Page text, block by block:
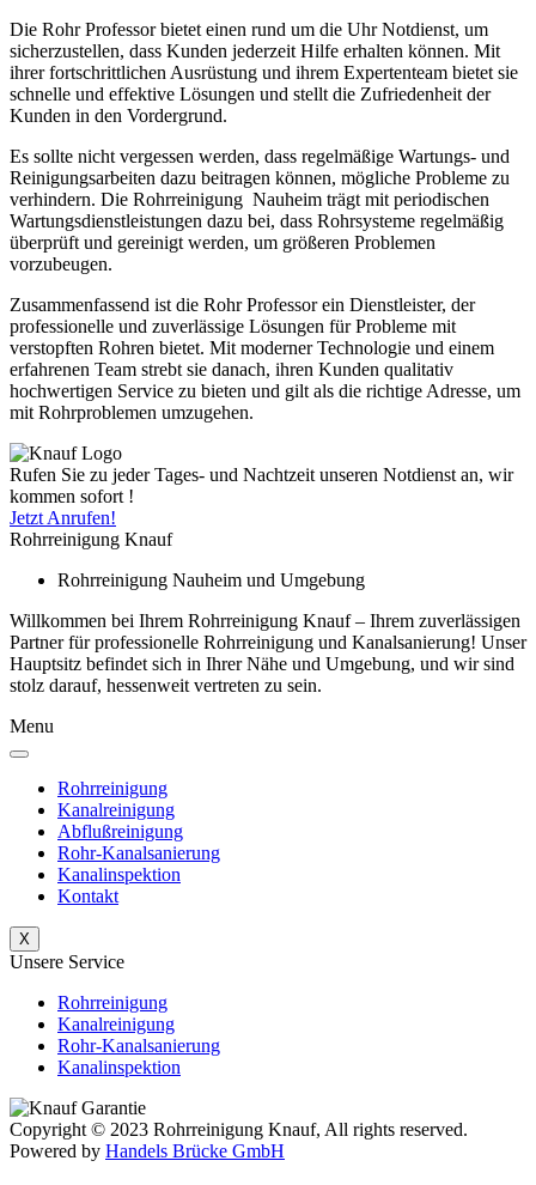
Die Rohr Professor bietet einen rund um die Uhr Notdienst, um
sicherzustellen, dass Kunden jederzeit Hilfe erhalten können. Mit
ihrer fortschrittlichen Ausrüstung und ihrem Expertenteam bietet sie
schnelle und effektive Lösungen und stellt die Zufriedenheit der
Kunden in den Vordergrund.
Es sollte nicht vergessen werden, dass regelmäßige Wartungs- und
Reinigungsarbeiten dazu beitragen können, mögliche Probleme zu
verhindern. Die Rohrreinigung Nauheim trägt mit periodischen
Wartungsdienstleistungen dazu bei, dass Rohrsysteme regelmäßig
überprüft und gereinigt werden, um größeren Problemen
vorzubeugen.
Zusammenfassend ist die Rohr Professor ein Dienstleister, der
professionelle und zuverlässige Lösungen für Probleme mit
verstopften Rohren bietet. Mit moderner Technologie und einem
erfahrenen Team strebt sie danach, ihren Kunden qualitativ
hochwertigen Service zu bieten und gilt als die richtige Adresse, um
mit Rohrproblemen umzugehen.
Rufen Sie zu jeder Tages- und Nachtzeit unseren Notdienst an, wir
kommen sofort !
Jetzt Anrufen!
Rohrreinigung Knauf
Rohrreinigung Nauheim und Umgebung
Willkommen bei Ihrem Rohrreinigung Knauf – Ihrem zuverlässigen
Partner für professionelle Rohrreinigung und Kanalsanierung! Unser
Hauptsitz befindet sich in Ihrer Nähe und Umgebung, und wir sind
stolz darauf, hessenweit vertreten zu sein.
Menu
Rohrreinigung
Kanalreinigung
Abflußreinigung
Rohr-Kanalsanierung
Kanalinspektion
Kontakt
X
Unsere Service
Rohrreinigung
Kanalreinigung
Rohr-Kanalsanierung
Kanalinspektion
Copyright © 2023 Rohrreinigung Knauf, All rights reserved.
Powered by Handels Brücke GmbH